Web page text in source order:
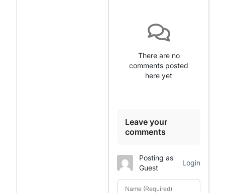
There are no
comments posted
here yet
Leave your
comments
Posting as
Guest
Login
Name (Required)